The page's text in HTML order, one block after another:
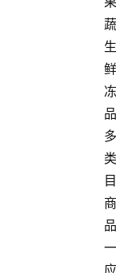
蔬
生
鲜
冻
品
多
类
目
商
品
一
应